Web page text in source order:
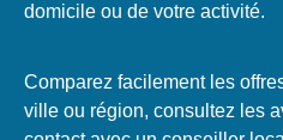
domicile ou de votre activité.
Comparez facilement les
ville ou région, consultez les